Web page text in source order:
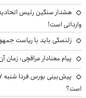
هشدار سنگین رئیس
وارداتی است!
زلنسکی باید با ریاست
پیام معنادار عراقچی: زمان
است؟